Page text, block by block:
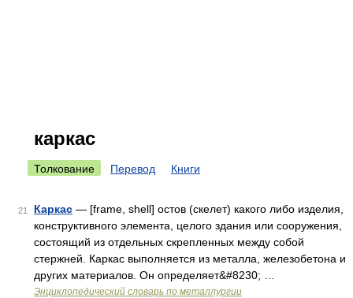
каркас
Толкование Перевод Книги
21 Каркас — [frame, shell] остов (скелет) какого либо изделия,
конструктивного элемента, целого здания или сооружения,
состоящий из отдельных скрепленных между собой
стержней. Каркас выполняется из металла, железобетона и
других материалов. Он определяет&#8230; …
Энциклопедический словарь по металлургии